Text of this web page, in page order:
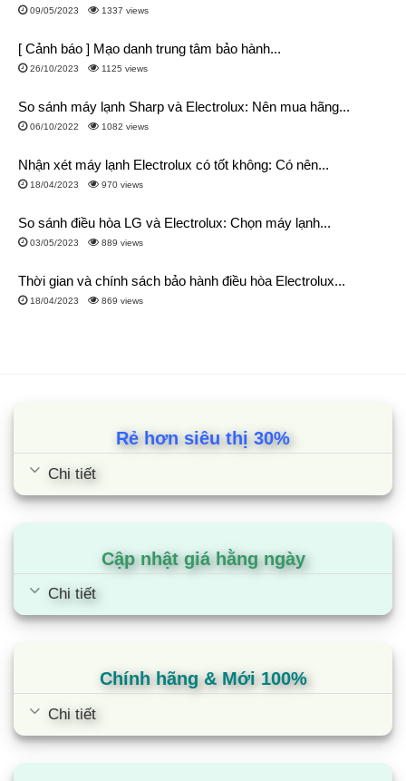
09/05/2023 1337 views
[ Cảnh báo ] Mạo danh trung tâm bảo hành...
26/10/2023 1125 views
So sánh máy lạnh Sharp và Electrolux: Nên mua hãng...
06/10/2022 1082 views
Nhận xét máy lạnh Electrolux có tốt không: Có nên...
18/04/2023 970 views
So sánh điều hòa LG và Electrolux: Chọn máy lạnh...
03/05/2023 889 views
Thời gian và chính sách bảo hành điều hòa Electrolux...
18/04/2023 869 views
Rẻ hơn siêu thị 30%
Chi tiết
Cập nhật giá hằng ngày
Chi tiết
Chính hãng & Mới 100%
Chi tiết